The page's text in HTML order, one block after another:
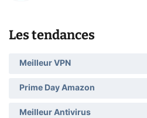
Les tendances
Meilleur VPN
Prime Day Amazon
Meilleur Antivirus